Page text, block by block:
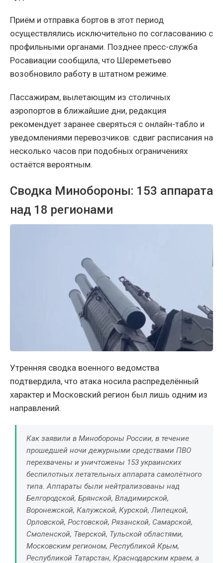
Приём и отправка бортов в этот период
осуществлялись исключительно по согласованию с
профильными органами. Позднее пресс-служба
Росавиации сообщила, что Шереметьево
возобновило работу в штатном режиме.
Пассажирам, вылетающим из столичных
аэропортов в ближайшие дни, редакция
рекомендует заранее сверяться с онлайн-табло и
уведомлениями перевозчиков: сдвиг расписания на
несколько часов при подобных ограничениях
остаётся вероятным.
Сводка Минобороны: 153 аппарата
над 18 регионами
Утренняя сводка военного ведомства
подтвердила, что атака носила распределённый
характер и Московский регион был лишь одним из
направлений.
Как заявили в Минобороны России, в течение
прошедшей ночи дежурными средствами ПВО
перехвачены и уничтожены 153 украинских
беспилотных летательных аппарата самолётного
типа. Аппараты были нейтрализованы над
Белгородской, Брянской, Владимирской,
Воронежской, Калужской, Курской, Липецкой,
Орловской, Ростовской, Рязанской, Самарской,
Смоленской, Тверской, Тульской областями,
Московским регионом, Республикой Крым,
Республикой Татарстан, Краснодарским краем, а